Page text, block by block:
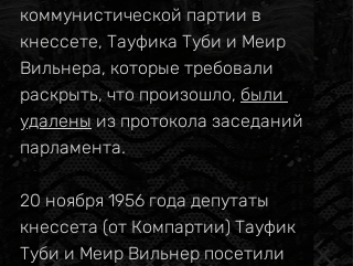
коммунистической партии в
кнессете, Тауфика Туби и Меир
Вильнера, которые требовали
раскрыть, что произошло, были
удалены из протокола заседаний
парламента.
20 ноября 1956 года депутаты
кнессета (от Компартии) Тауфик
Туби и Меир Вильнер посетили